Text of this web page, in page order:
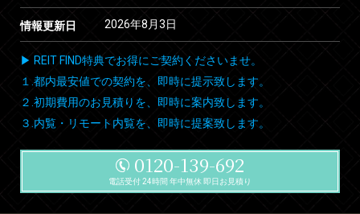
情報更新日 2026年8月3日
▶ REIT FIND特典でお得にご契約くださいませ。
１.都内最安値での契約を、即時に提示致します。
２.初期費用のお見積りを、即時に案内致します。
３.内覧・リモート内覧を、即時に提案致します。
0120-139-692
電話受付 24時間 年中無休 即日お見積り